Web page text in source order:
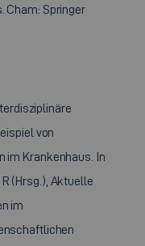
Cham: Springer
von
im Krankenhaus. In
(Hrsg.), Aktuelle
im